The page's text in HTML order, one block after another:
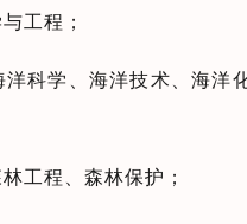
工程；
科学、海洋技术、海洋
工程、森林保护；